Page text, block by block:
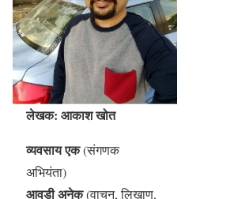
लेखक: आकाश खोत
व्यवसाय एक(संगणक
अभियंता)
आवडी अनेक(वाचन, लिखाण,